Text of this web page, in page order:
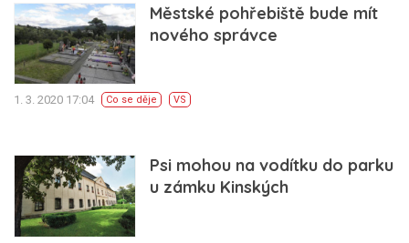
Městské pohřebiště bude mít
nového správce
1. 3. 2020 17:04 Co se děje VS
Psi mohou na vodítku do parku
u zámku Kinských